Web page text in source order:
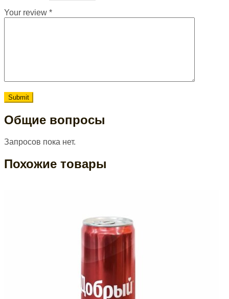
Your review *
Общие вопросы
Запросов пока нет.
Похожие товары